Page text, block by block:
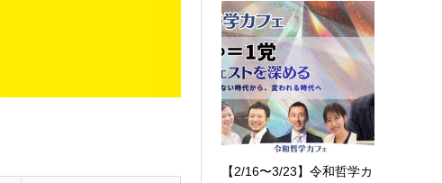
【2/16〜3/23】令和哲学カ